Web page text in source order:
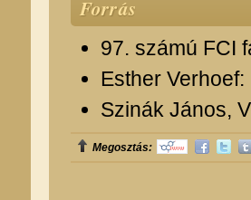
Forrás
97. számú FCI
Esther
Szinák János,
Megosztás: